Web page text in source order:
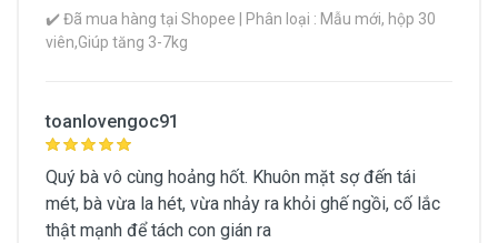
✔️ Đã mua hàng tại Shopee | Phân loại : Mẫu mới, hộp 30
viên,Giúp tăng 3-7kg
toanlovengoc91
Quý bà vô cùng hoảng hốt. Khuôn mặt sợ đến tái
mét, bà vừa la hét, vừa nhảy ra khỏi ghế ngồi, cố lắc
thật mạnh để tách con gián ra